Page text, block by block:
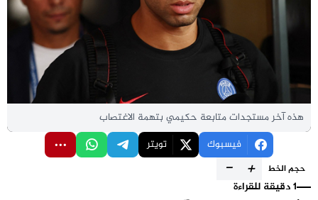
هذه آخر مستجدات متابعة حكيمي بتهمة الاغتصاب
فيسبوك
تويتر
حجم الخط +
-
1 دقيقة للقراءة